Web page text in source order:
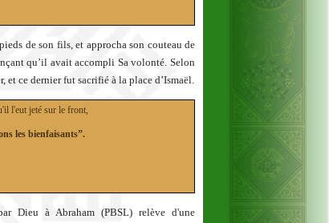
de son fils, et approcha son couteau de
qu’il avait accompli Sa volonté. Selon
ce dernier fut sacrifié à la place d’Ismaël.
l'eut jeté sur le front,
les bienfaisants”.
Dieu à Abraham (PBSL) relève d'une